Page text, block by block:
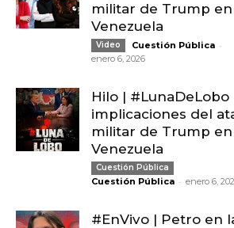
militar de Trump en
Venezuela
Video Cuestión Pública -
enero 6, 2026
Hilo | #LunaDeLobo
implicaciones del
militar de Trump en
Venezuela
Cuestión Pública
Cuestión Pública - enero 6,
#EnVivo | Petro en